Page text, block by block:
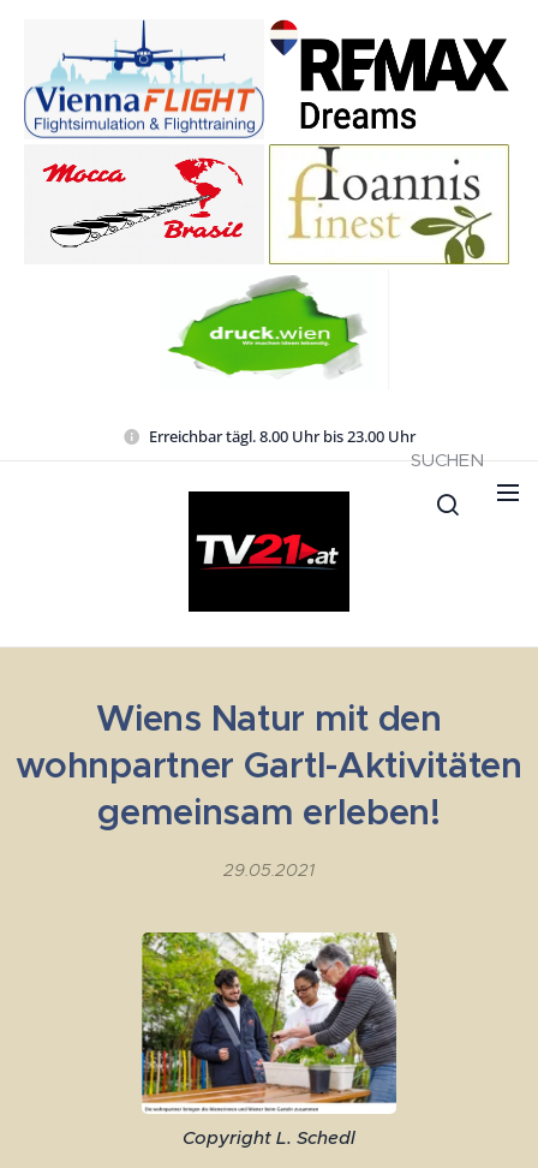
Erreichbar tägl. 8.00 Uhr bis 23.00 Uhr
SUCHEN
Wiens Natur mit den
wohnpartner Gartl-Aktivitäten
gemeinsam erleben!
29.05.2021
Copyright L. Schedl